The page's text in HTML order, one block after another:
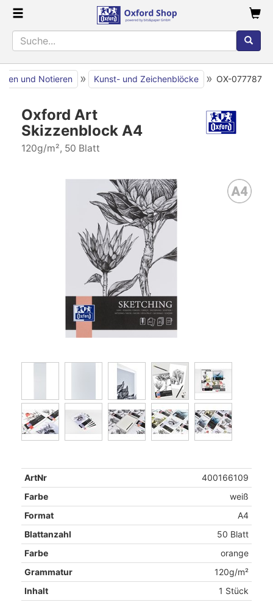
und Notieren » Kunst- und Zeichenblöcke » OX-077787
Oxford Art
Skizzenblock A4
120g/m², 50 Blatt
ArtNr
400166109
Farbe
weiß
Format
A4
Blattanzahl
50 Blatt
Farbe
orange
Grammatur
120g/m²
Inhalt
1 Stück